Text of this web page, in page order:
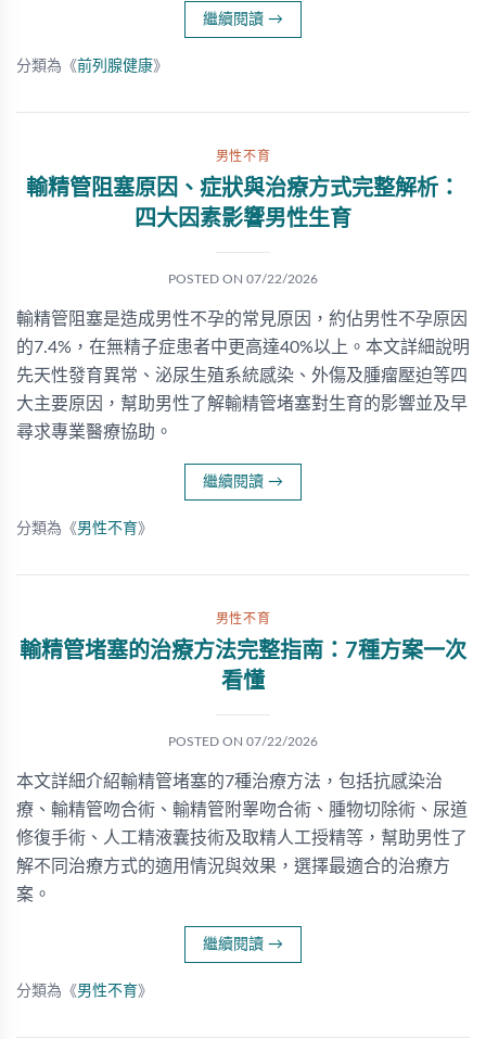
繼續閱讀 →
分類為《前列腺健康》
男性不育
輸精管阻塞原因、症狀與治療方式完整解析：
四大因素影響男性生育
POSTED ON 07/22/2026
輸精管阻塞是造成男性不孕的常見原因，約佔男性不孕原因
的7.4%，在無精子症患者中更高達40%以上。本文詳細說明
先天性發育異常、泌尿生殖系統感染、外傷及腫瘤壓迫等四
大主要原因，幫助男性了解輸精管堵塞對生育的影響並及早
尋求專業醫療協助。
繼續閱讀 →
分類為《男性不育》
男性不育
輸精管堵塞的治療方法完整指南：7種方案一次
看懂
POSTED ON 07/22/2026
本文詳細介紹輸精管堵塞的7種治療方法，包括抗感染治
療、輸精管吻合術、輸精管附睾吻合術、腫物切除術、尿道
修復手術、人工精液囊技術及取精人工授精等，幫助男性了
解不同治療方式的適用情況與效果，選擇最適合的治療方
案。
繼續閱讀 →
分類為《男性不育》